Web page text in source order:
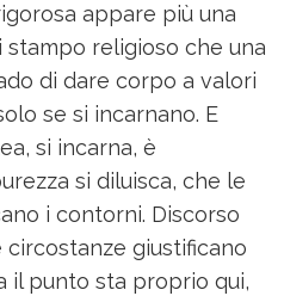
appare più una
religioso che una
di dare corpo a valori
se si incarnano. E
si incarna, è
si diluisca, che le
i contorni. Discorso
giustificano
il punto sta proprio qui,